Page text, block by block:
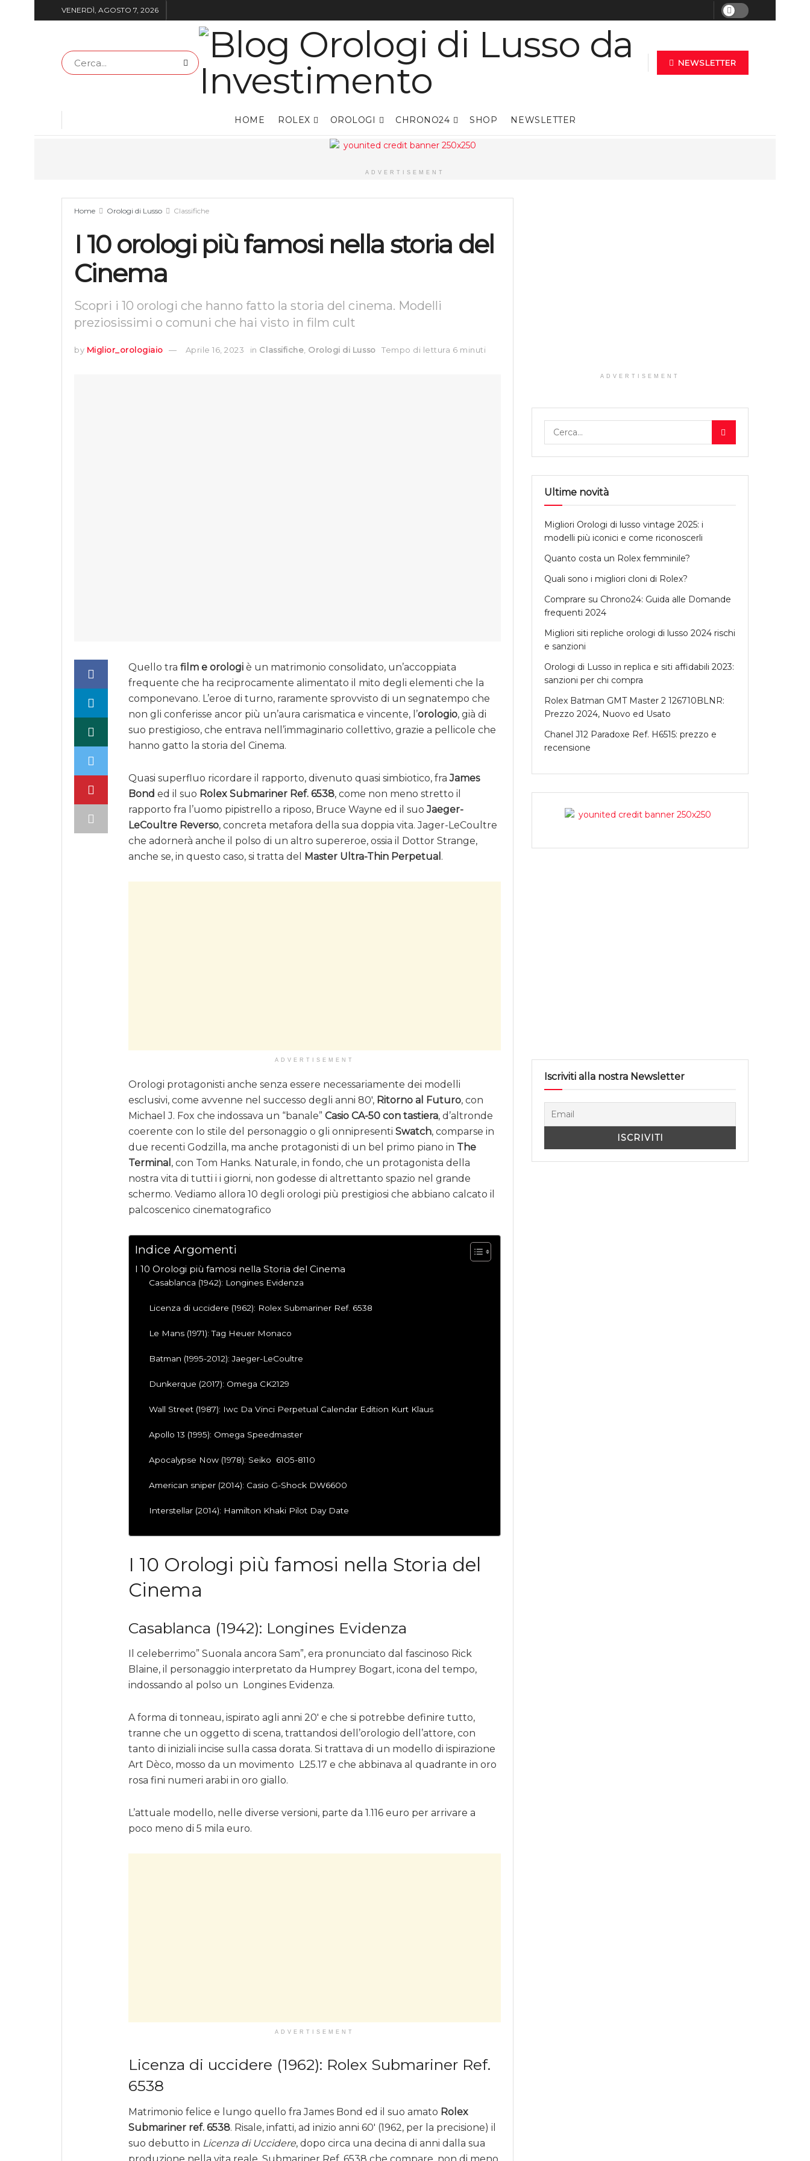
VENERDÌ, AGOSTO 7, 2026
NEWSLETTER
HOME ROLEX OROLOGI CHRONO24 SHOP NEWSLETTER
ADVERTISEMENT
Home Orologi di Lusso Classifiche
I 10 orologi più famosi nella storia del
Cinema
Scopri i 10 orologi che hanno fatto la storia del cinema. Modelli
preziosissimi o comuni che hai visto in film cult
by Miglior_orologiaio Aprile 16, 2023 in Classifiche, Orologi di Lusso Tempo di lettura 6 minuti
Quello tra film e orologi è un matrimonio consolidato, un’accoppiata
frequente che ha reciprocamente alimentato il mito degli elementi che la
componevano. L’eroe di turno, raramente sprovvisto di un segnatempo che
non gli conferisse ancor più un’aura carismatica e vincente, l’orologio, già di
suo prestigioso, che entrava nell’immaginario collettivo, grazie a pellicole che
hanno gatto la storia del Cinema.
Quasi superfluo ricordare il rapporto, divenuto quasi simbiotico, fraJames
Bond ed il suo Rolex Submariner Ref. 6538, come non meno stretto il
rapporto fra l’uomo pipistrello a riposo, Bruce Wayne ed il suo Jaeger-
LeCoultre Reverso, concreta metafora della sua doppia vita. Jager-LeCoultre
che adornerà anche il polso di un altro supereroe, ossia il Dottor Strange,
anche se, in questo caso, si tratta del
Master Ultra-Thin Perpetual .
ADVERTISEMENT
Orologi protagonisti anche senza essere necessariamente dei modelli
esclusivi, come avvenne nel successo degli anni 80′, Ritorno al Futuro, con
Michael J. Fox che indossava un “banale” Casio CA-50 con tastiera, d’altronde
coerente con lo stile del personaggio o gli onnipresenti Swatch, comparse in
due recenti Godzilla, ma anche protagonisti di un bel primo piano in The
Terminal , con Tom Hanks. Naturale, in fondo, che un protagonista della
nostra vita di tutti i i giorni, non godesse di altrettanto spazio nel grande
schermo. Vediamo allora 10 degli orologi più prestigiosi che abbiano calcato il
palcoscenico cinematografico
Indice Argomenti
I 10 Orologi più famosi nella Storia del Cinema
Casablanca (1942): Longines Evidenza
Licenza di uccidere (1962): Rolex Submariner Ref. 6538
Le Mans (1971): Tag Heuer Monaco
Batman (1995-2012): Jaeger-LeCoultre
Dunkerque (2017): Omega CK2129
Wall Street (1987): Iwc Da Vinci Perpetual Calendar Edition Kurt Klaus
Apollo 13 (1995): Omega Speedmaster
Apocalypse Now (1978): Seiko 6105-8110
American sniper (2014): Casio G-Shock DW6600
Interstellar (2014): Hamilton Khaki Pilot Day Date
I 10 Orologi più famosi nella Storia del
Cinema
Casablanca (1942): Longines Evidenza
Il celeberrimo” Suonala ancora Sam”, era pronunciato dal fascinoso Rick
Blaine, il personaggio interpretato da Humprey Bogart, icona del tempo,
indossando al polso un Longines Evidenza.
A forma di tonneau, ispirato agli anni 20′ e che si potrebbe definire tutto,
tranne che un oggetto di scena, trattandosi dell’orologio dell’attore, con
tanto di iniziali incise sulla cassa dorata. Si trattava di un modello di ispirazione
Art Dèco, mosso da un movimento L25.17 e che abbinava al quadrante in oro
rosa fini numeri arabi in oro giallo.
L’attuale modello, nelle diverse versioni, parte da 1.116 euro per arrivare a
poco meno di 5 mila euro.
ADVERTISEMENT
Licenza di uccidere (1962): Rolex Submariner Ref.
6538
Matrimonio felice e lungo quello fra James Bond ed il suo amato Rolex
Submariner ref. 6538. Risale, infatti, ad inizio anni 60′ (1962, per la precisione) il
suo debutto in Licenza di Uccidere, dopo circa una decina di anni dalla sua
ADVERTISEMENT
Ultime novità
Migliori Orologi di lusso vintage 2025: i
modelli più iconici e come riconoscerli
Quanto costa un Rolex femminile?
Quali sono i migliori cloni di Rolex?
Comprare su Chrono24: Guida alle Domande
frequenti 2024
Migliori siti repliche orologi di lusso 2024 rischi
e sanzioni
Orologi di Lusso in replica e siti affidabili 2023:
sanzioni per chi compra
Rolex Batman GMT Master 2 126710BLNR:
Prezzo 2024, Nuovo ed Usato
Chanel J12 Paradoxe Ref. H6515: prezzo e
recensione
Iscriviti alla nostra Newsletter